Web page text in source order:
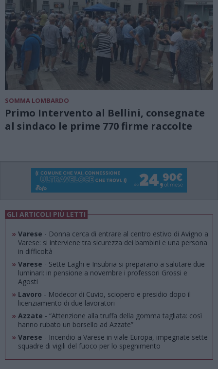
SOMMA LOMBARDO
Primo Intervento al Bellini, consegnate
al sindaco le prime 770 firme raccolte
GLI ARTICOLI PIÙ LETTI
» Varese - Donna cerca di entrare al centro estivo di Avigno a
Varese: si interviene tra sicurezza dei bambini e una persona
in difficoltà
» Varese - Sette Laghi e Insubria si preparano a salutare due
luminari: in pensione a novembre i professori Grossi e
Agosti
» Lavoro - Modecor di Cuvio, sciopero e presidio dopo il
licenziamento di due lavoratori
» Azzate - “Attenzione alla truffa della gomma tagliata: così
hanno rubato un borsello ad Azzate”
» Varese - Incendio a Varese in viale Europa, impegnate sette
squadre di vigili del fuoco per lo spegnimento